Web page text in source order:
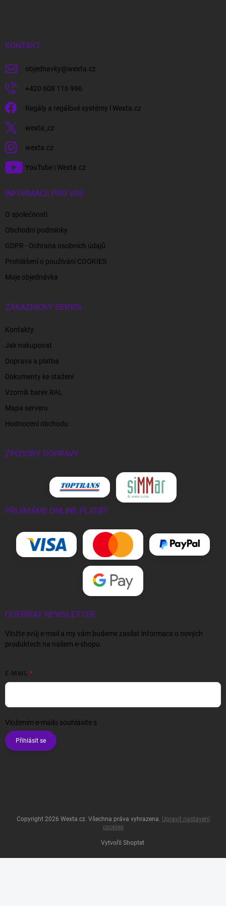
KONTAKT
objednavky@wexta.cz
+420 608 116 996
Regály a regálové systémy l Wexta.cz
wexta_cz
wexta.cz
YouTube | Wexta.cz
INFORMACE PRO VÁS
O společnosti
Obchodní podmínky
GDPR - Ochrana osobních údajů
Prohlášení o používání COOKIES
Moje objednávka
ZÁKAZNICKÝ SERVIS
Kontakty
Jak nakupovat
Doprava a platba
Dokumenty ke stažení
Vzorník barev RAL
Mapa serveru
Hodnocení obchodu
ZPŮSOBY DOPRAVY
PŘIJÍMÁME ONLINE PLATBY
ODEBÍRAT NEWSLETTER
Vložte svůj e-mail a my vám budeme zasílat informace o nových
produktech na našem e-shopu.
E-MAIL
Vložením e-mailu souhlasíte s
Přihlásit se
Vytvořil Shoptet
Copyright 2026 Wexta.cz. Všechna práva vyhrazena. Upravit nastavení
cookies